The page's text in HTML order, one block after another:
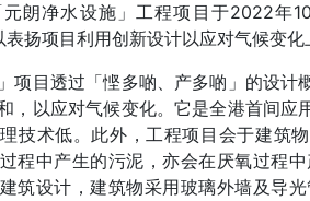
朗净水设施」工程项目于2022年
扬项目利用创新设计以应对气候变化
项目透过「悭多啲、产多啲」的设
，以应对气候变化。它是全港首间
技术低。此外，工程项目会于建筑
程中产生的污泥，亦会在厌氧过程
筑设计，建筑物采用玻璃外墙及导